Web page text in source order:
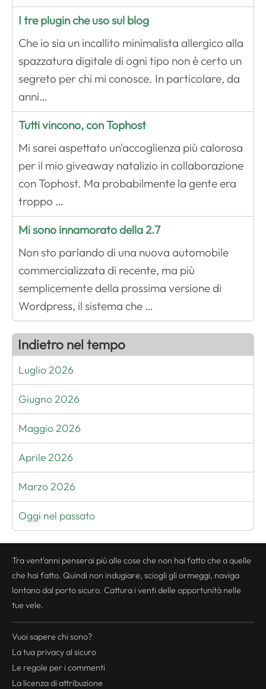
I tre plugin che uso sul blog
Che io sia un incallito minimalista allergico alla
spazzatura digitale di ogni tipo non è certo un
segreto per chi mi conosce. In particolare, da
anni…
Tutti vincono, con Tophost
Mi sarei aspettato un'accoglienza più calorosa
per il mio giveaway natalizio in collaborazione
con Tophost. Ma probabilmente la gente era
troppo …
Mi sono innamorato della 2.7
Non sto parlando di una nuova automobile
commercializzata di recente, ma più
semplicemente della prossima versione di
Wordpress, il sistema che …
Indietro nel tempo
Luglio 2026
Giugno 2026
Maggio 2026
Aprile 2026
Marzo 2026
Oggi nel passato
Tra vent'anni penserai più alle cose che non hai fatto che a quelle
che hai fatto. Quindi non indugiare, sciogli gli ormeggi, naviga
lontano dal porto sicuro. Cattura i venti delle opportunità nelle
tue vele.
Vuoi sapere chi sono?
La tua privacyal sicuro
Le regole per i commenti
La licenza di attribuzione